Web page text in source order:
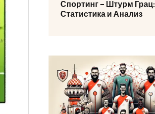
Спортинг – Штурм Грац:
Статистика и Анализ